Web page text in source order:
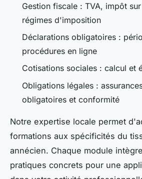
Gestion fiscale : TVA, impôt
régimes d'imposition
Déclarations obligatoires :
procédures en ligne
Cotisations sociales : calcul et
Obligations légales :
obligatoires et conformité
Notre expertise locale permet
formations aux spécificités du
annécien. Chaque module
pratiques concrets pour une